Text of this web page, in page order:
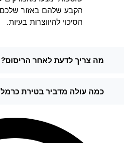
הקבע שלהם באזור
הסיכוי להיווצרות בעיות.
מה צריך לדעת לאחר הריסוס?
כמה עולה מדביר בטירת